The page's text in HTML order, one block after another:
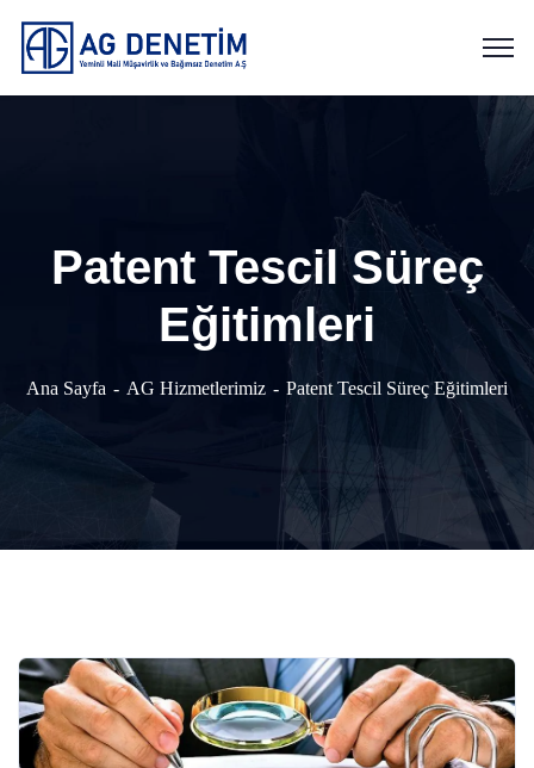
Patent Tescil Süreç
Eğitimleri
Ana Sayfa AG Hizmetlerimiz Patent Tescil Süreç Eğitimleri